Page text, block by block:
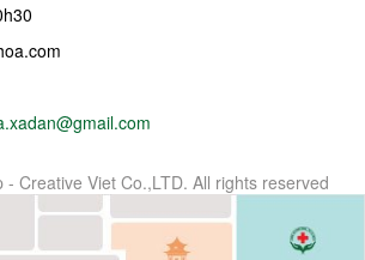
Creative Viet Co.,LTD. All rights reserved